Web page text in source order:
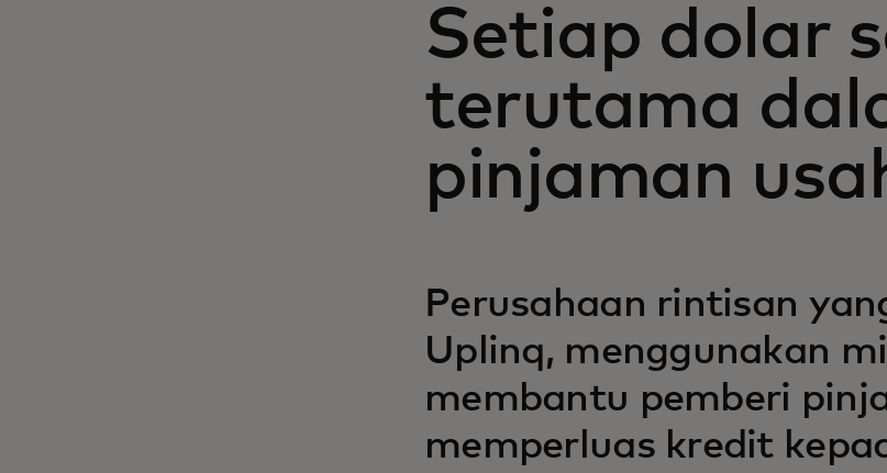
Setiap dolar
terutama
pinjaman
Perusahaan rintisan
Uplinq, menggunakan
membantu pemberi
memperluas kredit